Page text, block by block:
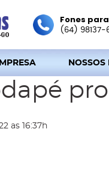
Fones
(64) 98137-
as 16:37h